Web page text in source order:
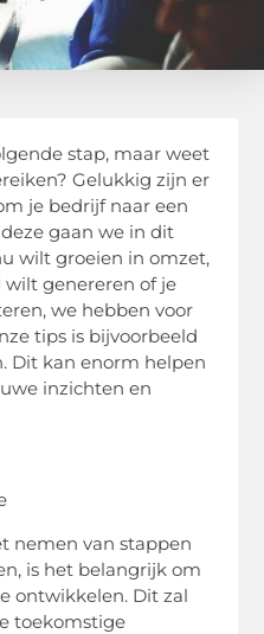
stap, maar weet
Gelukkig zijn er
je bedrijf naar een
gaan we in dit
wilt groeien in omzet,
genereren of je
we hebben voor
tips is bijvoorbeeld
Dit kan enorm helpen
inzichten en
nemen van stappen
is het belangrijk om
ontwikkelen. Dit zal
toekomstige